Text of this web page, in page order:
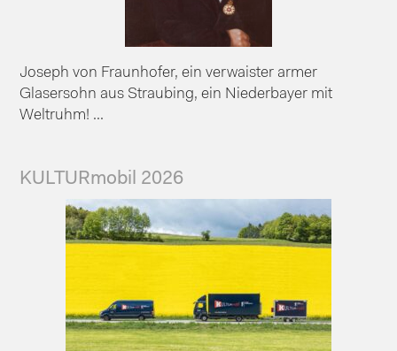
Joseph von Fraunhofer, ein verwaister armer
Glasersohn aus Straubing, ein Niederbayer mit
Weltruhm! ...
KULTURmobil 2026